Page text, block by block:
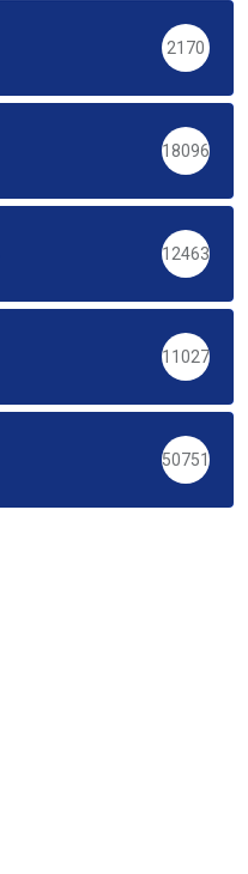
2170
18096
12463
11027
50751